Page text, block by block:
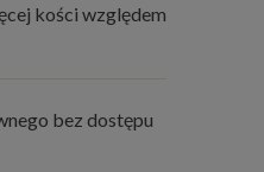
kości względem
bez dostępu